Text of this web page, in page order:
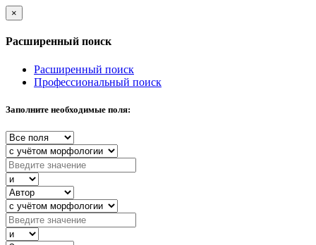
×
Расширенный поиск
Расширенный поиск
Профессиональный поиск
Заполните необходимые поля: